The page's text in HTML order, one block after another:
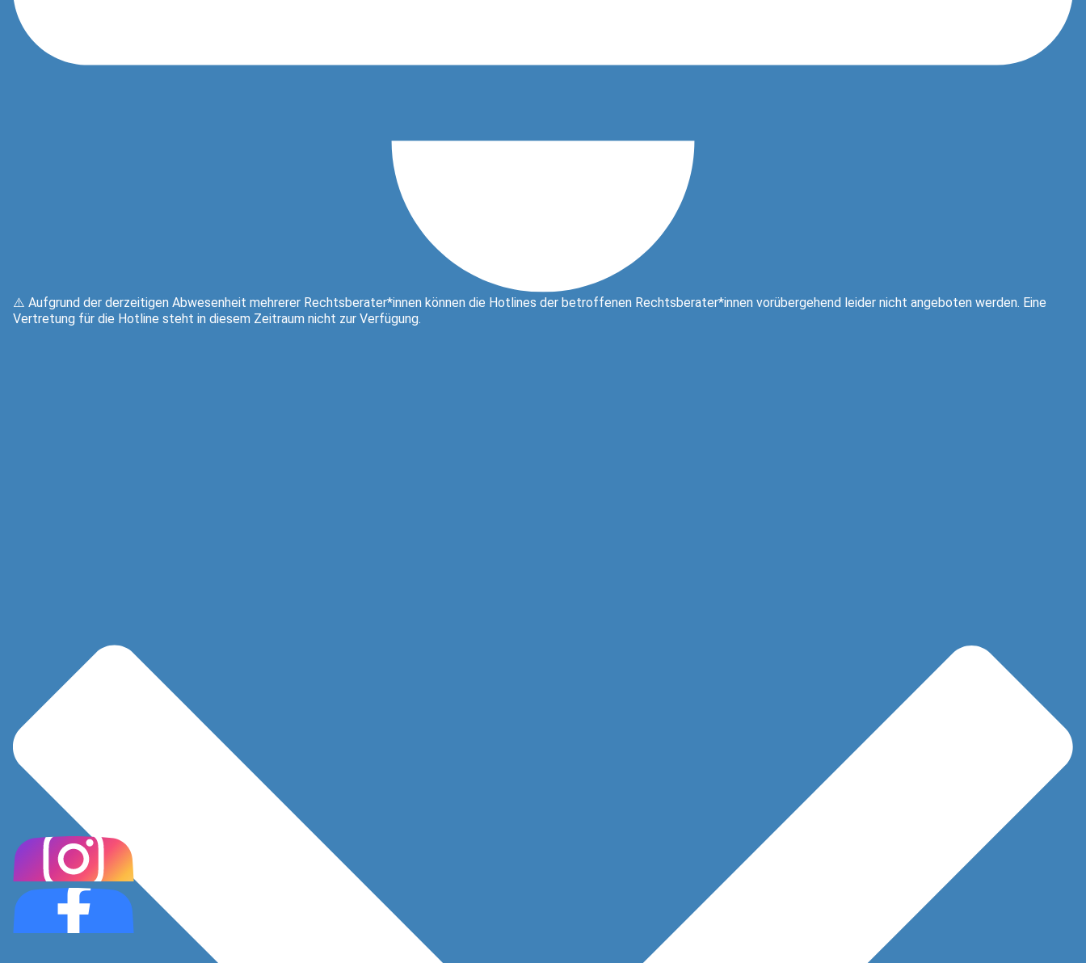
⚠️ Aufgrund der derzeitigen Abwesenheit mehrerer Rechtsberater*innen können die Hotlines der betroffenen Rechtsberater*innen vorübergehend leider nicht angeboten werden. Eine
Vertretung für die Hotline steht in diesem Zeitraum nicht zur Verfügung.